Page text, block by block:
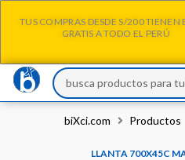
TUS COMPRAS DESDE S/200 TIENEN
GRATIS A TODO EL PERÚ
Search
...
biXci.com Productos
LLANTA 700X45C